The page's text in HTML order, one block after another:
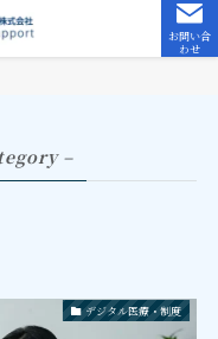
お問い合
わせ
–
デジタル医療・制度